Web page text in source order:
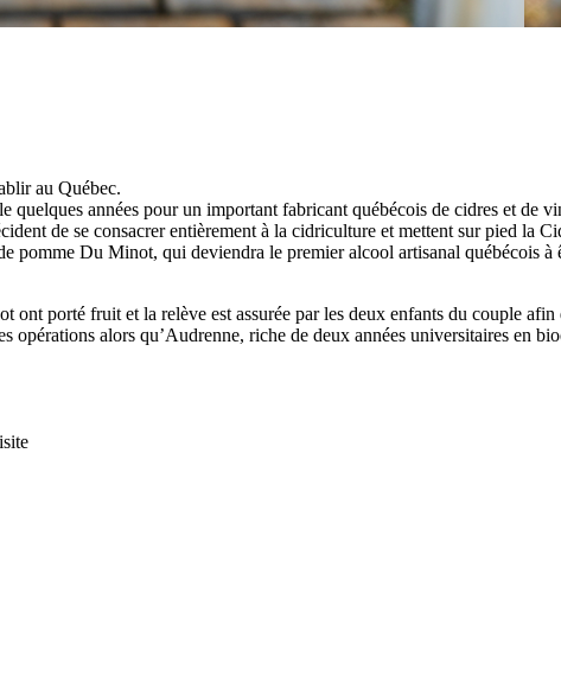
au Québec.
années pour un important fabricant québécois de cidres et de
de se consacrer entièrement à la cidriculture et mettent sur pied la
pomme Du Minot, qui deviendra le premier alcool artisanal québécois
porté fruit et la relève est assurée par les deux enfants du couple
alors qu’Audrenne, riche de deux années universitaires en